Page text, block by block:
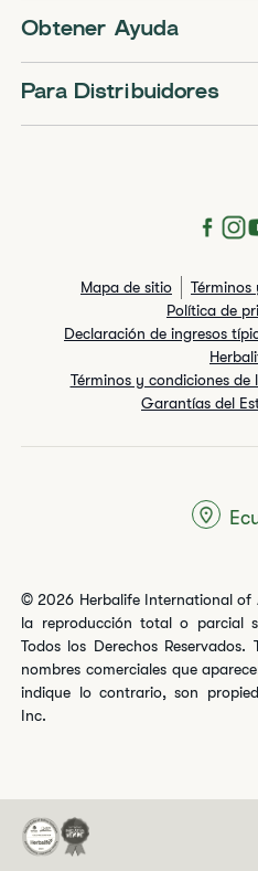
Obtener Ayuda
Para Distribuidores
Mapa de sitio
Términos
Política de
Declaración de ingresos
Términos y condiciones de
Garantías del
© 2026 Herbalife International of
la reproducción total o parcial
Todos los Derechos
nombres comerciales que
indique lo contrario, son
Inc.